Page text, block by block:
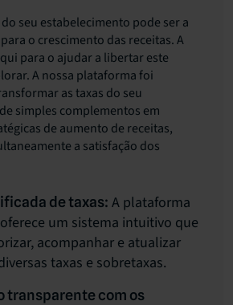
seu estabelecimento pode ser a
o crescimento das receitas. A
para o ajudar a libertar este
A nossa plataforma foi
as taxas do seu
simples complementos em
de aumento de receitas,
a satisfação dos
de taxas: A plataforma
um sistema intuitivo que
acompanhar e atualizar
taxas e sobretaxas.
transparente com os